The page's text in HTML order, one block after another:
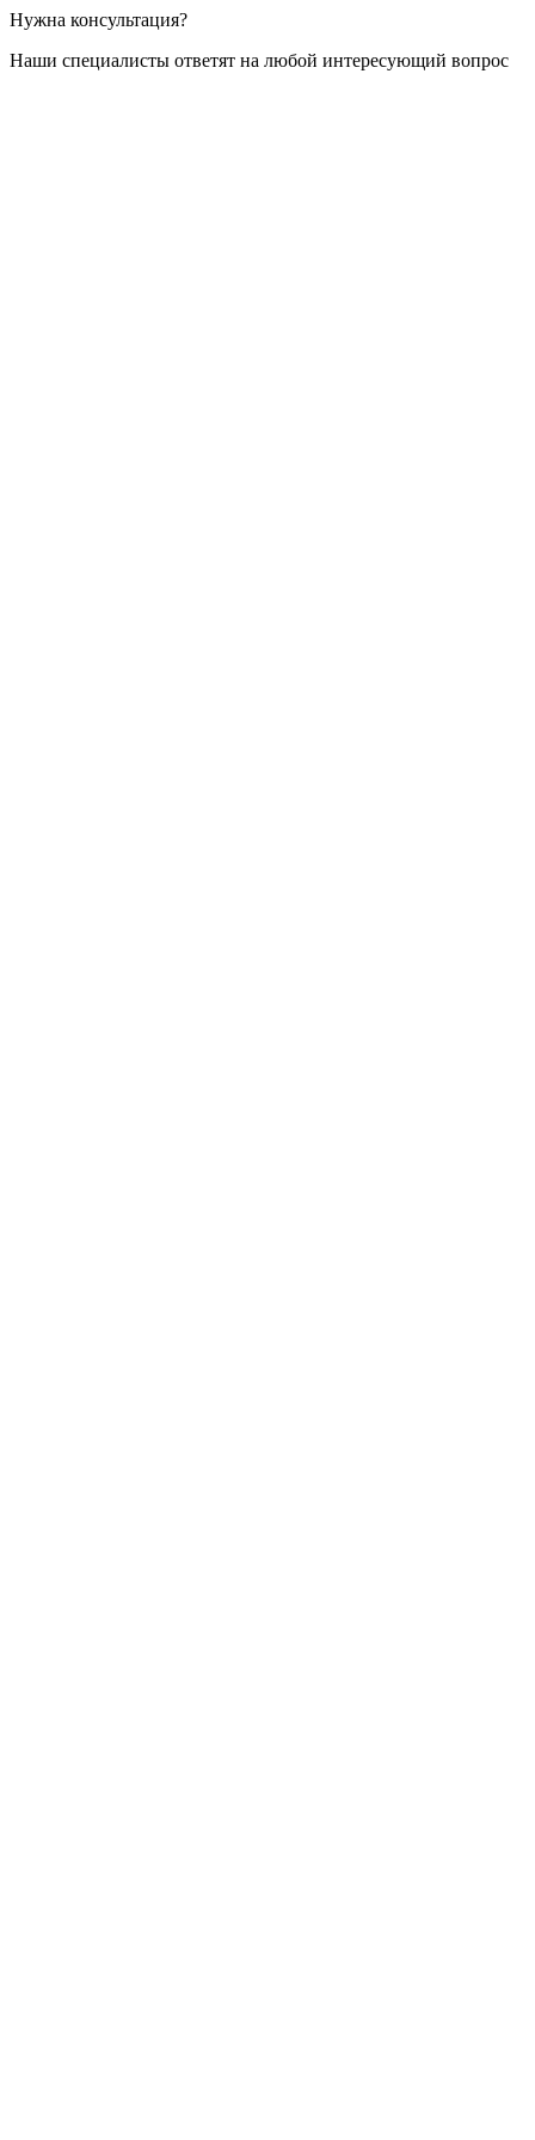
Нужна консультация?
Наши специалисты ответят на любой интересующий вопрос